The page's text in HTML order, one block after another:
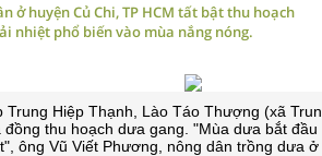
ở huyện Củ Chi, TP HCM tất bật thu hoạch
nhiệt phổ biến vào mùa nắng nóng.
Trung Hiệp Thạnh, Lào Táo Thượng (xã
thu hoạch dưa gang . "Mùa dưa bắt
ông Vũ Viết Phương, nông dân trồng dưa